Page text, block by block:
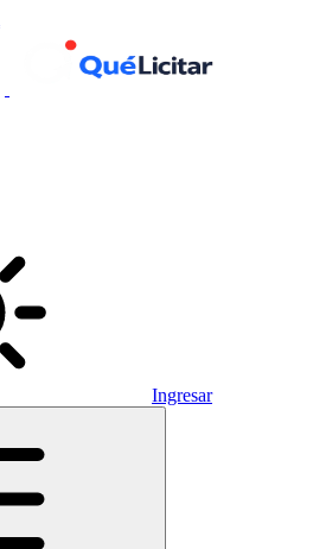
Ingresar